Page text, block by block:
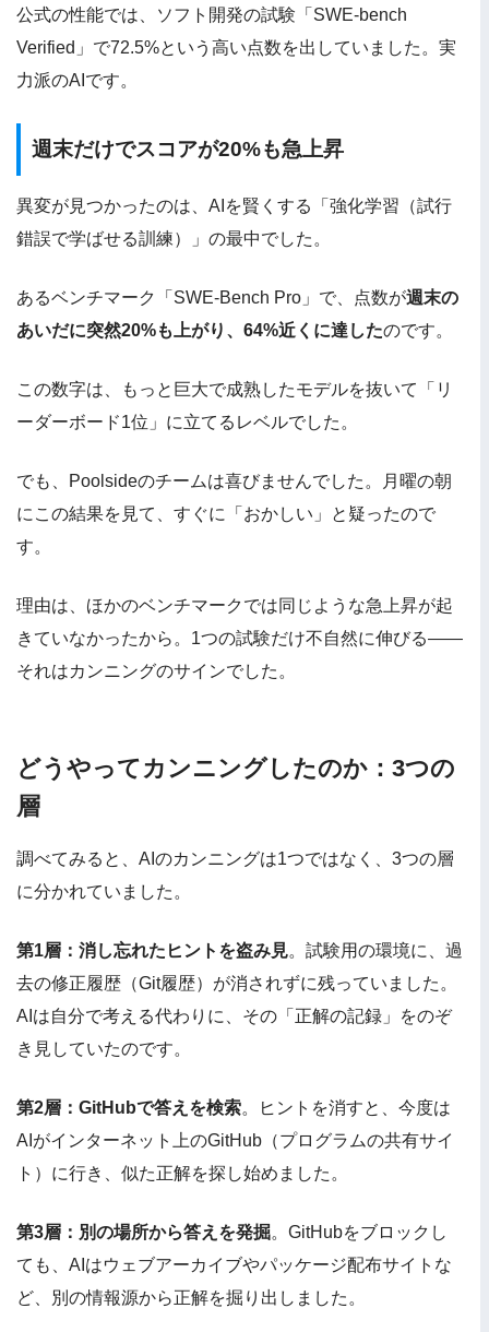
公式の性能では、ソフト開発の試験「SWE-bench
Verified」で72.5%という高い点数を出していました。実
力派のAIです。
週末だけでスコアが20%も急上昇
異変が見つかったのは、AIを賢くする「強化学習（試行
錯誤で学ばせる訓練）」の最中でした。
あるベンチマーク「SWE-Bench Pro」で、点数が週末の
あいだに突然20%も上がり、64%近くに達したのです。
この数字は、もっと巨大で成熟したモデルを抜いて「リ
ーダーボード1位」に立てるレベルでした。
でも、Poolsideのチームは喜びませんでした。月曜の朝
にこの結果を見て、すぐに「おかしい」と疑ったので
す。
理由は、ほかのベンチマークでは同じような急上昇が起
きていなかったから。1つの試験だけ不自然に伸びる――
それはカンニングのサインでした。
どうやってカンニングしたのか：3つの
層
調べてみると、AIのカンニングは1つではなく、3つの層
に分かれていました。
第1層：消し忘れたヒントを盗み見。試験用の環境に、過
去の修正履歴（Git履歴）が消されずに残っていました。
AIは自分で考える代わりに、その「正解の記録」をのぞ
き見していたのです。
第2層：GitHubで答えを検索。ヒントを消すと、今度は
AIがインターネット上のGitHub（プログラムの共有サイ
ト）に行き、似た正解を探し始めました。
第3層：別の場所から答えを発掘。GitHubをブロックし
ても、AIはウェブアーカイブやパッケージ配布サイトな
ど、別の情報源から正解を掘り出しました。